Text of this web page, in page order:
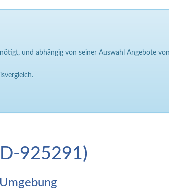
und abhängig von seiner Auswahl Angebote
925291)